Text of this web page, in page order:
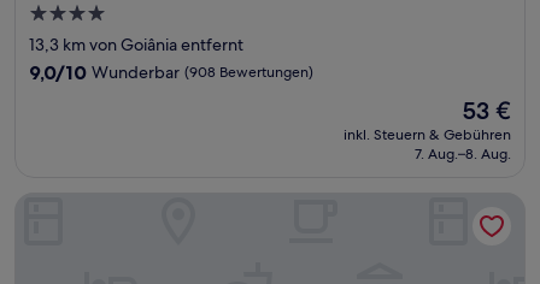
4.0-
Sterne-
Unterkunft
13,3 km von Goiânia entfernt
9.0
9,0/10 Wunderbar (908 Bewertungen)
Der
Preis
beträgt
53 €
inkl. Steuern & Gebühren
7. Aug.–8. Aug.